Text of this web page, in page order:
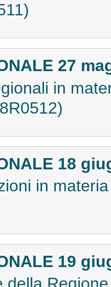
27
in
18
in
19